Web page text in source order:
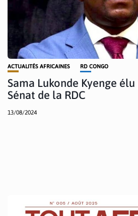
ACTUALITÉS AFRICAINES RD CONGO
Sama Lukonde Kyenge
Sénat de la RDC
13/08/2024